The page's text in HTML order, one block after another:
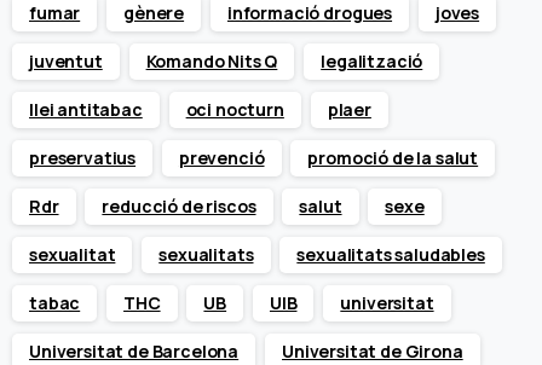
fumar gènere informació drogues joves
juventut Komando Nits Q legalització
llei antitabac oci nocturn plaer
preservatius prevenció promoció de la salut
Rdr reducció de riscos salut sexe
sexualitat sexualitats sexualitats saludables
tabac THC UB UIB universitat
Universitat de Barcelona Universitat de Girona